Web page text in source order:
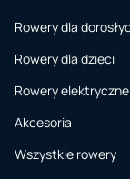
Rowery dla
Rowery dla dzieci
Rowery elektryczne
Akcesoria
Wszystkie rowery